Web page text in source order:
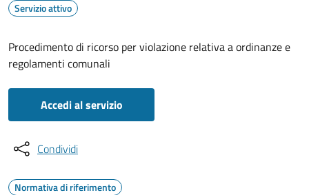
Servizio attivo
Procedimento di ricorso per violazione relativa a ordinanze e
regolamenti comunali
Accedi al servizio
Condividi
Normativa di riferimento